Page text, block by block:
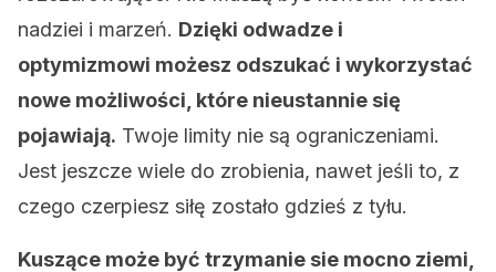
nadziei i marzeń. Dzięki odwadze i
optymizmowi możesz odszukać i wykorzystać
nowe możliwości, które nieustannie się
pojawiają. Twoje limity nie są ograniczeniami.
Jest jeszcze wiele do zrobienia, nawet jeśli to, z
czego czerpiesz siłę zostało gdzieś z tyłu.
Kuszące może być trzymanie sie mocno ziemi,